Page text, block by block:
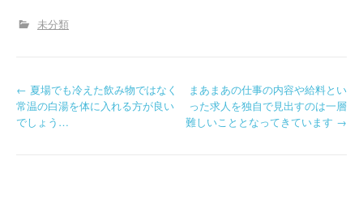
未分類
P
o
← 夏場でも冷えた飲み物ではなく
常温の白湯を体に入れる方が良い
でしょう…
まあまあの仕事の内容や給料とい
った求人を独自で見出すのは一層
難しいこととなってきています →